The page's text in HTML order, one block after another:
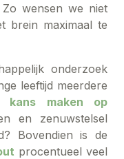
Zo wensen we niet
brein maximaal te
onderzoek
leeftijd meerdere
kans maken op
en zenuwstelsel
Bovendien is de
procentueel veel